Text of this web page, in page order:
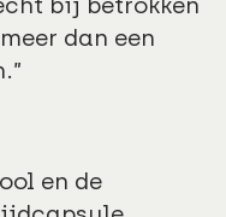
dan een
en de